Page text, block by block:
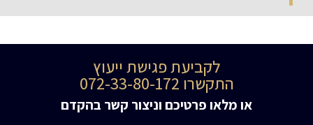
לקביעת פגישת ייעוץ
התקשרו 072-33-80-172
או מלאו פרטיכם וניצור קשר בהקדם